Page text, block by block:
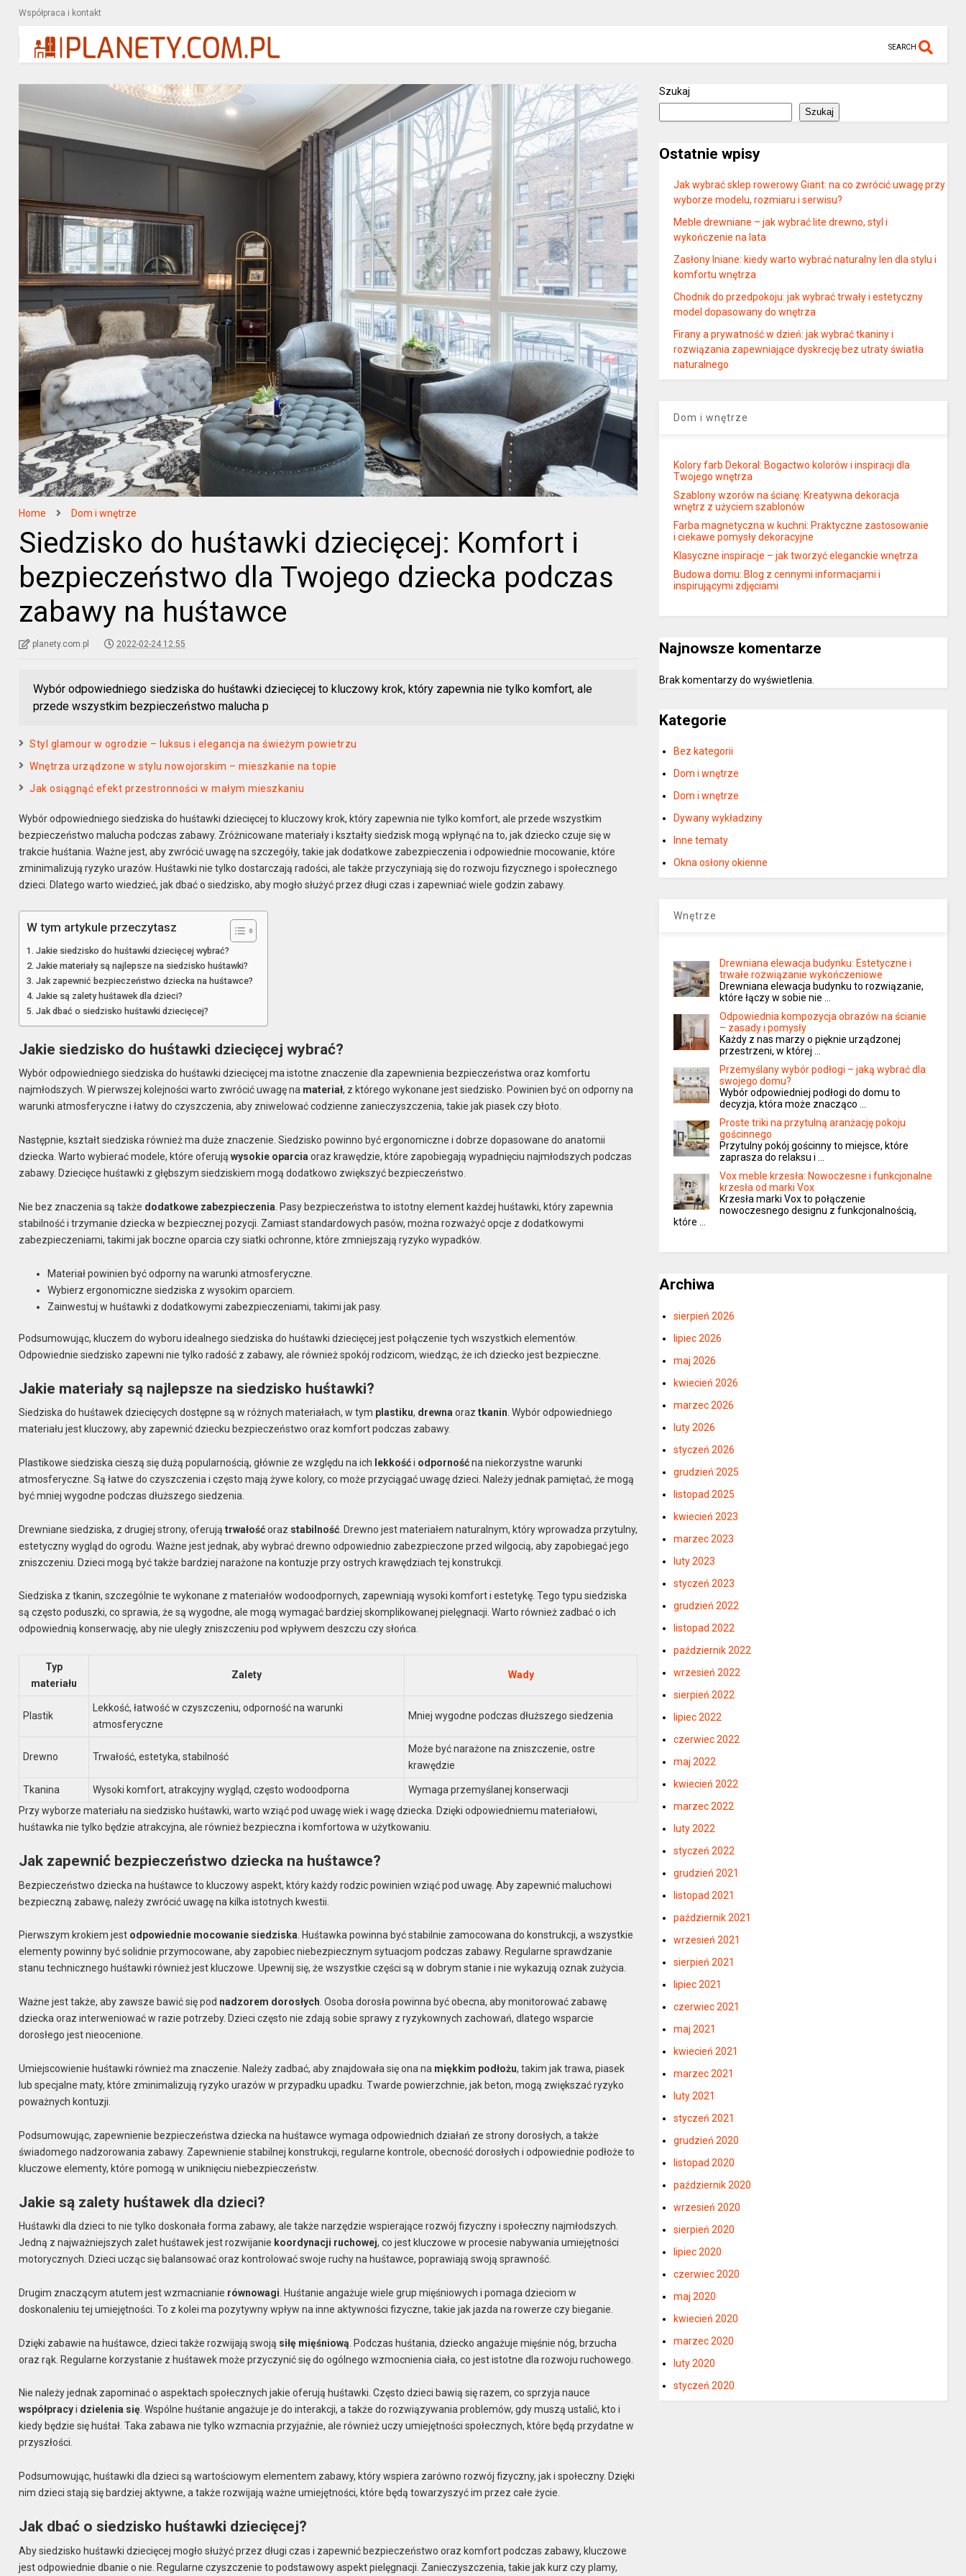
Współpraca i kontakt
SEARCH
Home Dom i wnętrze
Siedzisko do huśtawki dziecięcej: Komfort i
bezpieczeństwo dla Twojego dziecka podczas
zabawy na huśtawce
planety.com.pl 2022-02-24 12:55
Wybór odpowiedniego siedziska do huśtawki dziecięcej to kluczowy krok, który zapewnia nie tylko komfort, ale
przede wszystkim bezpieczeństwo malucha p
Styl glamour w ogrodzie – luksus i elegancja na świeżym powietrzu
Wnętrza urządzone w stylu nowojorskim – mieszkanie na topie
Jak osiągnąć efekt przestronności w małym mieszkaniu
Wybór odpowiedniego siedziska do huśtawki dziecięcej to kluczowy krok, który zapewnia nie tylko komfort, ale przede wszystkim
bezpieczeństwo malucha podczas zabawy. Zróżnicowane materiały i kształty siedzisk mogą wpłynąć na to, jak dziecko czuje się w
trakcie huśtania. Ważne jest, aby zwrócić uwagę na szczegóły, takie jak dodatkowe zabezpieczenia i odpowiednie mocowanie, które
zminimalizują ryzyko urazów. Huśtawki nie tylko dostarczają radości, ale także przyczyniają się do rozwoju fizycznego i społecznego
dzieci. Dlatego warto wiedzieć, jak dbać o siedzisko, aby mogło służyć przez długi czas i zapewniać wiele godzin zabawy.
W tym artykule przeczytasz
Jakie siedzisko do huśtawki dziecięcej wybrać?
Jakie materiały są najlepsze na siedzisko huśtawki?
Jak zapewnić bezpieczeństwo dziecka na huśtawce?
Jakie są zalety huśtawek dla dzieci?
Jak dbać o siedzisko huśtawki dziecięcej?
Jakie siedzisko do huśtawki dziecięcej wybrać?
Wybór odpowiedniego siedziska do huśtawki dziecięcej ma istotne znaczenie dla zapewnienia bezpieczeństwa oraz komfortu
najmłodszych. W pierwszej kolejności warto zwrócić uwagę na materiał, z którego wykonane jest siedzisko. Powinien być on odporny na
warunki atmosferyczne i łatwy do czyszczenia, aby zniwelować codzienne zanieczyszczenia, takie jak piasek czy błoto.
Następnie, kształt siedziska również ma duże znaczenie. Siedzisko powinno być ergonomiczne i dobrze dopasowane do anatomii
dziecka. Warto wybierać modele, które oferująwysokie oparcia oraz krawędzie, które zapobiegają wypadnięciu najmłodszych podczas
zabawy. Dziecięce huśtawki z głębszym siedziskiem mogą dodatkowo zwiększyć bezpieczeństwo.
Nie bez znaczenia są także dodatkowe zabezpieczenia . Pasy bezpieczeństwa to istotny element każdej huśtawki, który zapewnia
stabilność i trzymanie dziecka w bezpiecznej pozycji. Zamiast standardowych pasów, można rozważyć opcje z dodatkowymi
zabezpieczeniami, takimi jak boczne oparcia czy siatki ochronne, które zmniejszają ryzyko wypadków.
Materiał powinien być odporny na warunki atmosferyczne.
Wybierz ergonomiczne siedziska z wysokim oparciem.
Zainwestuj w huśtawki z dodatkowymi zabezpieczeniami, takimi jak pasy.
Podsumowując, kluczem do wyboru idealnego siedziska do huśtawki dziecięcej jest połączenie tych wszystkich elementów.
Odpowiednie siedzisko zapewni nie tylko radość z zabawy, ale również spokój rodzicom, wiedząc, że ich dziecko jest bezpieczne.
Jakie materiały są najlepsze na siedzisko huśtawki?
Siedziska do huśtawek dziecięcych dostępne są w różnych materiałach, w tym plastiku, drewna oraztkanin . Wybór odpowiedniego
materiału jest kluczowy, aby zapewnić dziecku bezpieczeństwo oraz komfort podczas zabawy.
Plastikowe siedziska cieszą się dużą popularnością, głównie ze względu na ich lekkośći odpornośćna niekorzystne warunki
atmosferyczne. Są łatwe do czyszczenia i często mają żywe kolory, co może przyciągać uwagę dzieci. Należy jednak pamiętać, że mogą
być mniej wygodne podczas dłuższego siedzenia.
Drewniane siedziska, z drugiej strony, oferujątrwałośćoraz stabilność . Drewno jest materiałem naturalnym, który wprowadza przytulny,
estetyczny wygląd do ogrodu. Ważne jest jednak, aby wybrać drewno odpowiednio zabezpieczone przed wilgocią, aby zapobiegać jego
zniszczeniu. Dzieci mogą być także bardziej narażone na kontuzje przy ostrych krawędziach tej konstrukcji.
Siedziska z tkanin, szczególnie te wykonane z materiałów wodoodpornych, zapewniają wysoki komfort i estetykę. Tego typu siedziska
są często poduszki, co sprawia, że są wygodne, ale mogą wymagać bardziej skomplikowanej pielęgnacji. Warto również zadbać o ich
odpowiednią konserwację, aby nie uległy zniszczeniu pod wpływem deszczu czy słońca.
Typ
materiału
Zalety Wady
Plastik
Lekkość, łatwość w czyszczeniu, odporność na warunki
atmosferyczne
Mniej wygodne podczas dłuższego siedzenia
Drewno Trwałość, estetyka, stabilność
Może być narażone na zniszczenie, ostre
krawędzie
Tkanina Wysoki komfort, atrakcyjny wygląd, często wodoodporna
Wymaga przemyślanej konserwacji
Przy wyborze materiału na siedzisko huśtawki, warto wziąć pod uwagę wiek i wagę dziecka. Dzięki odpowiedniemu materiałowi,
huśtawka nie tylko będzie atrakcyjna, ale również bezpieczna i komfortowa w użytkowaniu.
Jak zapewnić bezpieczeństwo dziecka na huśtawce?
Bezpieczeństwo dziecka na huśtawce to kluczowy aspekt, który każdy rodzic powinien wziąć pod uwagę. Aby zapewnić maluchowi
bezpieczną zabawę, należy zwrócić uwagę na kilka istotnych kwestii.
Pierwszym krokiem jest odpowiednie mocowanie siedziska. Huśtawka powinna być stabilnie zamocowana do konstrukcji, a wszystkie
elementy powinny być solidnie przymocowane, aby zapobiec niebezpiecznym sytuacjom podczas zabawy. Regularne sprawdzanie
stanu technicznego huśtawki również jest kluczowe. Upewnij się, że wszystkie części są w dobrym stanie i nie wykazują oznak zużycia.
Ważne jest także, aby zawsze bawić się pod nadzorem dorosłych . Osoba dorosła powinna być obecna, aby monitorować zabawę
dziecka oraz interweniować w razie potrzeby. Dzieci często nie zdają sobie sprawy z ryzykownych zachowań, dlatego wsparcie
dorosłego jest nieocenione.
Umiejscowienie huśtawki również ma znaczenie. Należy zadbać, aby znajdowała się ona na miękkim podłożu, takim jak trawa, piasek
lub specjalne maty, które zminimalizują ryzyko urazów w przypadku upadku. Twarde powierzchnie, jak beton, mogą zwiększać ryzyko
poważnych kontuzji.
Podsumowując, zapewnienie bezpieczeństwa dziecka na huśtawce wymaga odpowiednich działań ze strony dorosłych, a także
świadomego nadzorowania zabawy. Zapewnienie stabilnej konstrukcji, regularne kontrole, obecność dorosłych i odpowiednie podłoże to
kluczowe elementy, które pomogą w uniknięciu niebezpieczeństw.
Jakie są zalety huśtawek dla dzieci?
Huśtawki dla dzieci to nie tylko doskonała forma zabawy, ale także narzędzie wspierające rozwój fizyczny i społeczny najmłodszych.
Jedną z najważniejszych zalet huśtawek jest rozwijanie koordynacji ruchowej, co jest kluczowe w procesie nabywania umiejętności
motorycznych. Dzieci ucząc się balansować oraz kontrolować swoje ruchy na huśtawce, poprawiają swoją sprawność.
Drugim znaczącym atutem jest wzmacnianie równowagi . Huśtanie angażuje wiele grup mięśniowych i pomaga dzieciom w
doskonaleniu tej umiejętności. To z kolei ma pozytywny wpływ na inne aktywności fizyczne, takie jak jazda na rowerze czy bieganie.
Dzięki zabawie na huśtawce, dzieci także rozwijają swoją siłę mięśniową . Podczas huśtania, dziecko angażuje mięśnie nóg, brzucha
oraz rąk. Regularne korzystanie z huśtawek może przyczynić się do ogólnego wzmocnienia ciała, co jest istotne dla rozwoju ruchowego.
Nie należy jednak zapominać o aspektach społecznych jakie oferują huśtawki. Często dzieci bawią się razem, co sprzyja nauce
współpracyi dzielenia się. Wspólne huśtanie angażuje je do interakcji, a także do rozwiązywania problemów, gdy muszą ustalić, kto i
kiedy będzie się huśtał. Taka zabawa nie tylko wzmacnia przyjaźnie, ale również uczy umiejętności społecznych, które będą przydatne w
przyszłości.
Podsumowując, huśtawki dla dzieci są wartościowym elementem zabawy, który wspiera zarówno rozwój fizyczny, jak i społeczny. Dzięki
nim dzieci stają się bardziej aktywne, a także rozwijają ważne umiejętności, które będą towarzyszyć im przez całe życie.
Jak dbać o siedzisko huśtawki dziecięcej?
Aby siedzisko huśtawki dziecięcej mogło służyć przez długi czas i zapewnić bezpieczeństwo oraz komfort podczas zabawy, kluczowe
jest odpowiednie dbanie o nie. Regularne czyszczenie to podstawowy aspekt pielęgnacji. Zanieczyszczenia, takie jak kurz czy plamy,
Szukaj
Szukaj
Ostatnie wpisy
Jak wybrać sklep rowerowy Giant: na co zwrócić uwagę przy
wyborze modelu, rozmiaru i serwisu?
Meble drewniane – jak wybrać lite drewno, styl i
wykończenie na lata
Zasłony lniane: kiedy warto wybrać naturalny len dla stylu i
komfortu wnętrza
Chodnik do przedpokoju: jak wybrać trwały i estetyczny
model dopasowany do wnętrza
Firany a prywatność w dzień: jak wybrać tkaniny i
rozwiązania zapewniające dyskrecję bez utraty światła
naturalnego
Dom i wnętrze
Kolory farb Dekoral: Bogactwo kolorów i inspiracji dla
Twojego wnętrza
Szablony wzorów na ścianę: Kreatywna dekoracja
wnętrz z użyciem szablonów
Farba magnetyczna w kuchni: Praktyczne zastosowanie
i ciekawe pomysły dekoracyjne
Klasyczne inspiracje – jak tworzyć eleganckie wnętrza
Budowa domu: Blog z cennymi informacjami i
inspirującymi zdjęciami
Najnowsze komentarze
Brak komentarzy do wyświetlenia.
Kategorie
Bez kategorii
Dom i wnętrze
Dom i wnętrze
Dywany wykładziny
Inne tematy
Okna osłony okienne
Wnętrze
Drewniana elewacja budynku: Estetyczne i
trwałe rozwiązanie wykończeniowe
Drewniana elewacja budynku to rozwiązanie,
które łączy w sobie nie …
Odpowiednia kompozycja obrazów na ścianie
– zasady i pomysły
Każdy z nas marzy o pięknie urządzonej
przestrzeni, w której …
Przemyślany wybór podłogi – jaką wybrać dla
swojego domu?
Wybór odpowiedniej podłogi do domu to
decyzja, która może znacząco …
Proste triki na przytulną aranżację pokoju
gościnnego
Przytulny pokój gościnny to miejsce, które
zaprasza do relaksu i …
Vox meble krzesła: Nowoczesne i funkcjonalne
krzesła od marki Vox
Krzesła marki Vox to połączenie
nowoczesnego designu z funkcjonalnością,
które …
Archiwa
sierpień 2026
lipiec 2026
maj 2026
kwiecień 2026
marzec 2026
luty 2026
styczeń 2026
grudzień 2025
listopad 2025
kwiecień 2023
marzec 2023
luty 2023
styczeń 2023
grudzień 2022
listopad 2022
październik 2022
wrzesień 2022
sierpień 2022
lipiec 2022
czerwiec 2022
maj 2022
kwiecień 2022
marzec 2022
luty 2022
styczeń 2022
grudzień 2021
listopad 2021
październik 2021
wrzesień 2021
sierpień 2021
lipiec 2021
czerwiec 2021
maj 2021
kwiecień 2021
marzec 2021
luty 2021
styczeń 2021
grudzień 2020
listopad 2020
październik 2020
wrzesień 2020
sierpień 2020
lipiec 2020
czerwiec 2020
maj 2020
kwiecień 2020
marzec 2020
luty 2020
styczeń 2020